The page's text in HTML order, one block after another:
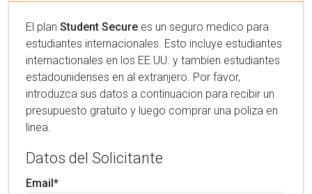
El plan Student Secure es un seguro medico para
estudiantes internacionales. Esto incluye estudiantes
internactionales en los EE.UU. y tambien estudiantes
estadounidenses en al extranjero. Por favor,
introduzca sus datos a continuacion para recibir un
presupuesto gratuito y luego comprar una poliza en
linea.
Datos del Solicitante
Email*